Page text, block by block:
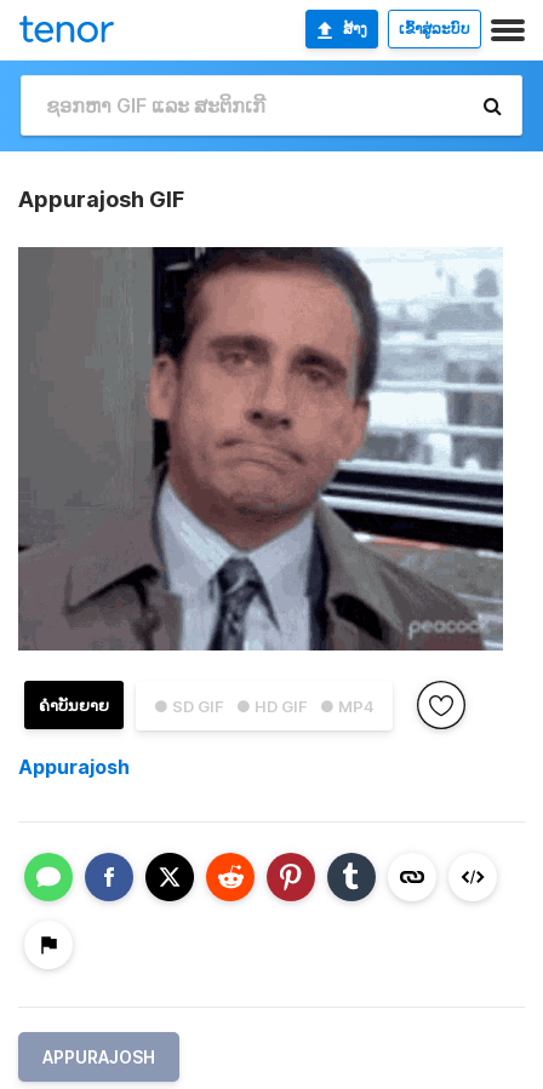
ສ້າງ ເຂົ້າສູ່ລະບົບ
Appurajosh GIF
● SD GIF ● HD GIF ● MP4
ຄຳບັນຍາຍ
Appurajosh
APPURAJOSH